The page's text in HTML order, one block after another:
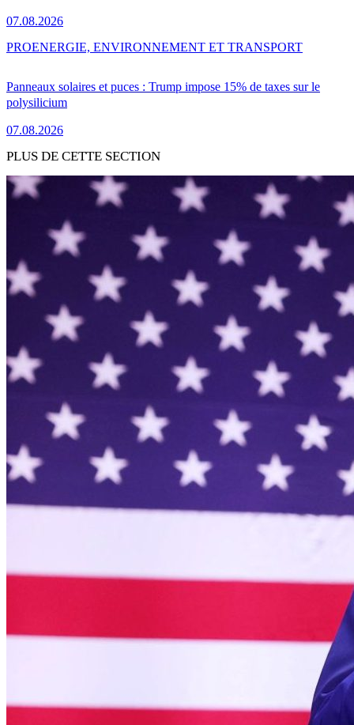
07.08.2026
Panneaux solaires et puces : Trump impose 15% de taxes sur le
polysilicium
07.08.2026
PROENERGIE, ENVIRONNEMENT ET TRANSPORT
PLUS DE CETTE SECTION